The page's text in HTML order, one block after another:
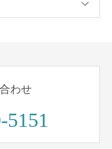
わせ
5151